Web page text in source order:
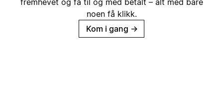
fremhevet og få til og med betalt – alt med bare
noen få klikk.
Kom i gang →